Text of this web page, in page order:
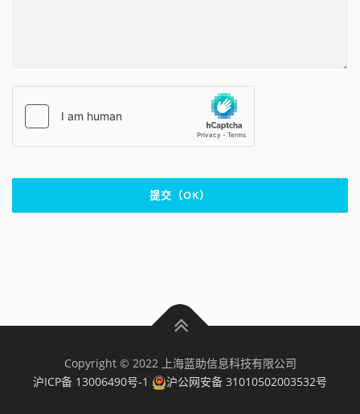
提交（OK）
Copyright © 2022 上海蓝助信息科技有限公司
沪ICP备 13006490号-1
沪公网安备 31010502003532号